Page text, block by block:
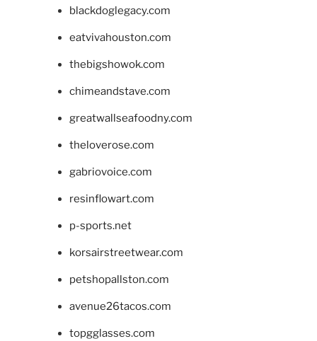
blackdoglegacy.com
eatvivahouston.com
thebigshowok.com
chimeandstave.com
greatwallseafoodny.com
theloverose.com
gabriovoice.com
resinflowart.com
p-sports.net
korsairstreetwear.com
petshopallston.com
avenue26tacos.com
topgglasses.com